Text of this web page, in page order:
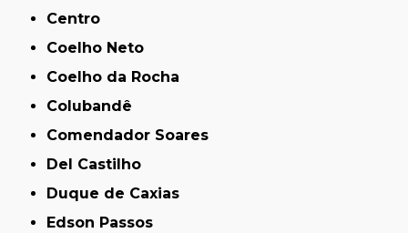
Centro
Coelho Neto
Coelho da Rocha
Colubandê
Comendador Soares
Del Castilho
Duque de Caxias
Edson Passos